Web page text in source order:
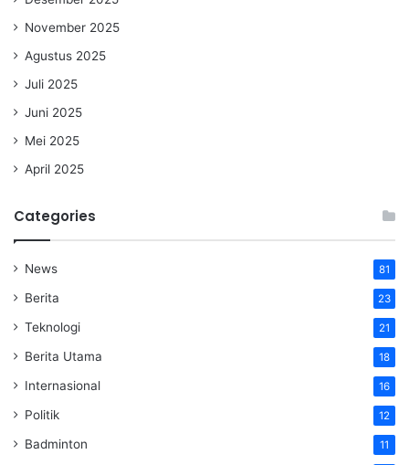
November 2025
Agustus 2025
Juli 2025
Juni 2025
Mei 2025
April 2025
Categories
News 81
Berita 23
Teknologi 21
Berita Utama 18
Internasional 16
Politik 12
Badminton 11